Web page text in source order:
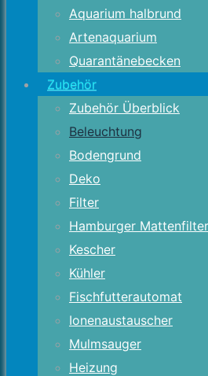
Aquarium halbrund
Artenaquarium
Quarantänebecken
Zubehör
Zubehör Überblick
Beleuchtung
Bodengrund
Deko
Filter
Hamburger Mattenfilter
Kescher
Kühler
Fischfutterautomat
Ionenaustauscher
Mulmsauger
Heizung